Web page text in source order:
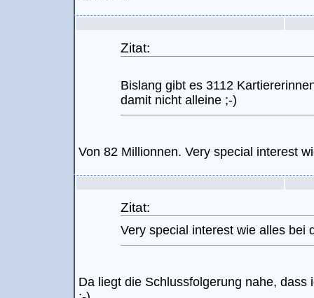
Zitat:
Bislang gibt es 3112
damit nicht alleine ;-)
Von 82 Millionnen. Very special interest
Zitat:
Very special interest wie alles bei
Da liegt die Schlussfolgerung nahe, dass